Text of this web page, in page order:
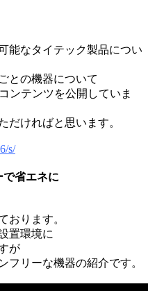
能なタイテック製品につい
との機器について
ンテンツを公開していま
だければと思います。
s/
で省エネに
おります。
置環境に
が
フリーな機器の紹介です。